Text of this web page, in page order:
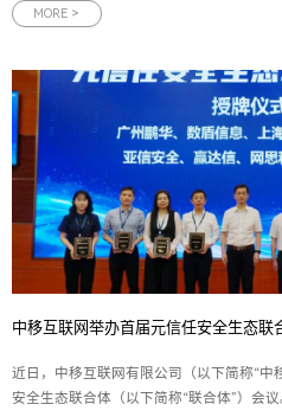
陪同调研并作工作汇报。调研座谈会上，
MORE >
近日，中移互联网有限公司（以下简称“中
安全生态联合体（以下简称“联合体”）会